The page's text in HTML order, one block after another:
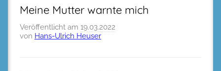
Meine Mutter warnte mich
Veröffentlicht am 19.03.2022
von Hans-Ulrich Heuser